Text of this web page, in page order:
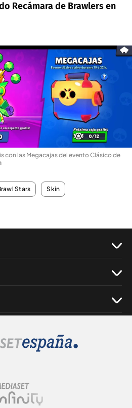
Recámara de Brawlers en
con las Megacajas del evento Clásico de
Stars Skin